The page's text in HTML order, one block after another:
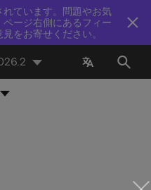
ています。問題やお気
ージ右側にあるフィー
をお寄せください。